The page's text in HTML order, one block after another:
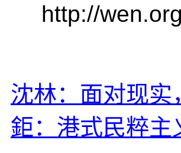
http://
沈林：面对现
鉅：港式民粹主